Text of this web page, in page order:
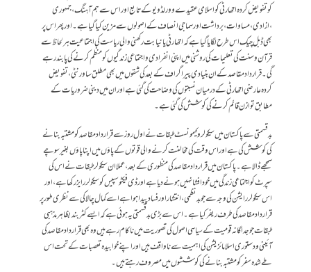
کو تفویض کردہ اتھارٹی کو اسلامی عقیدے و ورلڈ ویو کے تابع اور اس سے ہم آہنگ ،جمہوری
،ازادی،مساوات،برداشت اور سماجی انصاف کے اصولوں سے مزین کیا گیا ہے ۔ اور پھر اس پر
بھی ڈبل چیک اس طرح لگایا گیا ہے کہ اتھارٹی یا نیابت رکھنی والی ریاست کی اجتماعیت ہر لحاظ سے
قرآن وسنت کی تعلیمات کی روشنی میں اپنی انفرادی و اجتماعی زندگیوں کو منظم کرنے کی پابند رہے
گی ۔ قرار داد مقاصد کے ان بنیادی پیراگراف کے بعد کی شقوں میں بھی مطلق ساورنٹی ،تفویض
کردہ عارضی اتھارٹی کے درمیان نسبتوں کی وضاحت کی گئی ہے اور ان میں دینی ضروریات کے
مطابق توازن قائم کرنے کی کوشش کی گئی ہے ۔
بدقسمتی سے پاکستان میں سیکولر و کیمونسٹ طبقات نے اول روز سے قرار داد مقاصد کو مشتبہ بنانے
کی کوشش کی ہے اور اس وقت کی مخالفت کرنے والی قوتوں کے پاؤں میں اپنا پاؤں بغیر سوچے
سمجھے ڈالا ہے ۔ پاکستان میں قرار داد مقاصد کی منظوری کے بعد ،عملا ان سیکولر طبقات نے اس کی
سپرٹ کو اجتماعی زندگی میں خود افشا نہیں ہونے دیا ہے اور ڈی فیکٹو سپیس کو سیکولررایز رکھا ہے ،اور
اس سیکولررایشن کی وجہ سے جو بد نظمی ،انتشار اور فساد پیدا ہوا ہے اسے کمال چالاکی سے نظری طور پر
قرار داد مقاصد کی طرف ریفر کیا ہے ۔ اس سے بڑی بدقسمتی یہ ہوئی ہے کہ ایسے کٹر بند بظاہر مذہبی
طبقات جو جداگانہ قومیت کے سیاسی اصول کی تصوریت میں ناکام رہے ہیں وہ بھی قرار داد مقاصد کی
آئینی و دستوری اسلامائزیشن کی اہمیت سے ناواقف ہیں اور اپنے خوابیدہ تعصبات کے تحت اس
طے شدہ سفر کو مشتبہ بنانے کی کوششوں میں مصروف رہتے ہیں۔